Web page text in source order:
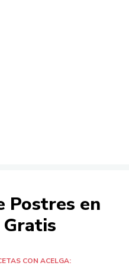
Postres en
Gratis
CON ACELGA: